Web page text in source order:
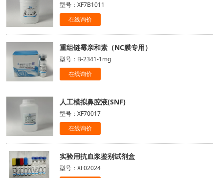
型号：XF7B1011
在线询价
重组链霉亲和素（NC膜专用）
型号：B-2341-1mg
在线询价
人工模拟鼻腔液(SNF)
型号：XF70017
在线询价
实验用抗血浆鉴别试剂盒
型号：XF02024